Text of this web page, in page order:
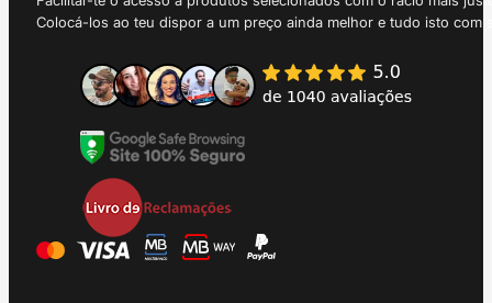
Colocá-los ao teu dispor a um preço ainda melhor e tudo isto